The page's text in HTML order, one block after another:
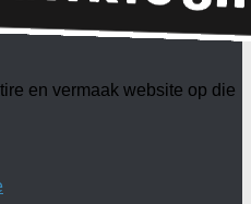
en vermaak website op die